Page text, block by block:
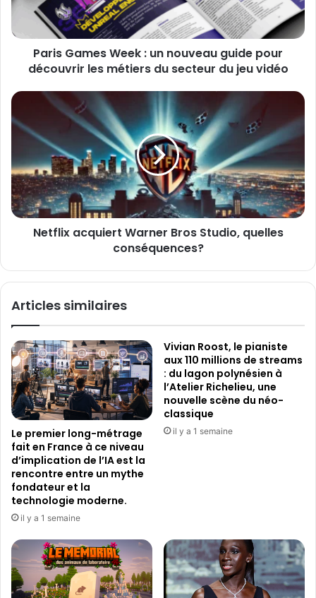
r
s
m
i
a
e
e
:
n
o
u
v
g
i
p
o
u
r
d
c
o
u
v
r
i
l
e
s
m
Paris Games Week : un nouveau guide pour
découvrir les métiers du secteur du jeu vidéo
N
e
t
i
x
a
c
t
r
n
e
r
B
o
s
S
t
u
d
o
,
q
u
Netflix acquiert Warner Bros Studio, quelles
conséquences?
Articles similaires
Le premier long-métrage
fait en France à ce niveau
d’implication de l’IA est la
rencontre entre un mythe
fondateur et la
technologie moderne.
il y a 1 semaine
Vivian Roost, le pianiste
aux 110 millions de streams
: du lagon polynésien à
l’Atelier Richelieu, une
nouvelle scène du néo-
classique
il y a 1 semaine